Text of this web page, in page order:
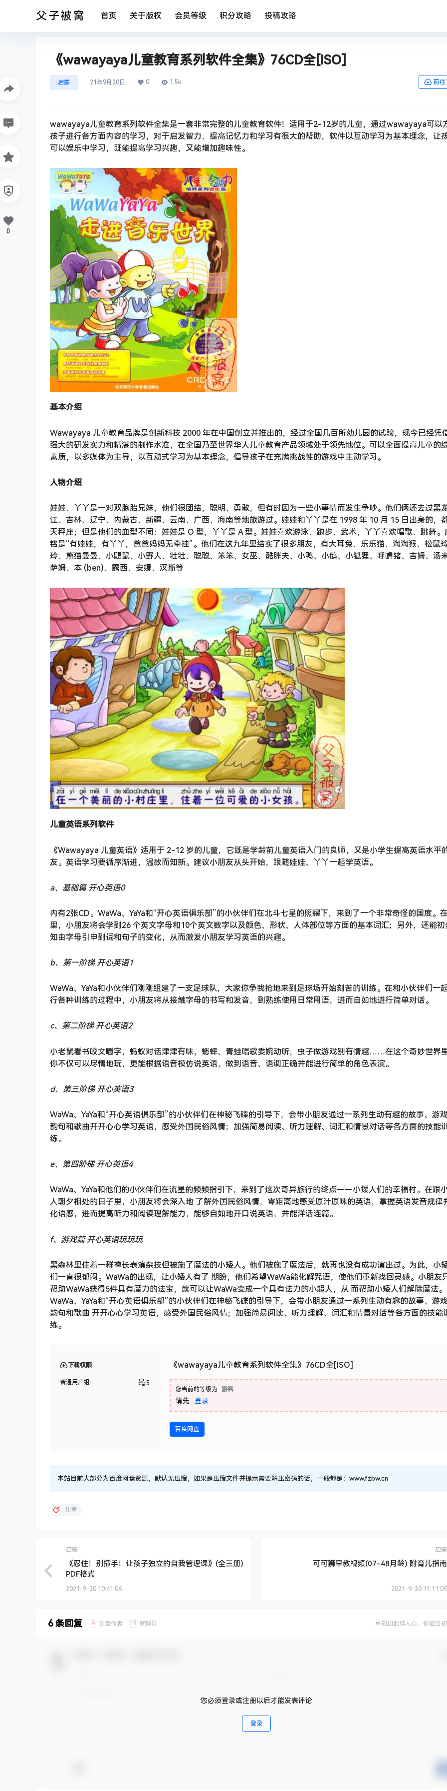
父子被窝 首页 关于版权 会员等级 积分攻略 投稿攻略
《wawayaya儿童教育系列软件全集》76CD全[ISO]
启蒙 21年9月20日 0 1.5k 前往
wawayaya儿童教育系列软件全集是一套非常完整的儿童教育软件！适用于2-12岁的儿童，通过wawayaya可以
孩子进行各方面内容的学习，对于启发智力、提高记忆力和学习有很大的帮助，软件以互动学习为基本理念，让
可以娱乐中学习，既能提高学习兴趣，又能增加趣味性。
基本介绍
Wawayaya 儿童教育品牌是创新科技 2000 年在中国创立并推出的，经过全国几百所幼儿园的试验，现今已经凭
强大的研发实力和精湛的制作水准，在全国乃至世界华人儿童教育产品领域处于领先地位。可以全面提高儿童的
素质，以多媒体为主导，以互动式学习为基本理念，倡导孩子在充满挑战性的游戏中主动学习。
人物介绍
娃娃、丫丫是一对双胞胎兄妹，他们很团结，聪明、勇敢，但有时因为一些小事情而发生争吵。他们俩还去过黑
江、吉林、辽宁、内蒙古、新疆、云南、广西、海南等地旅游过。娃娃和丫丫是在 1998 年 10 月 15 日出身的，
天秤座；但是他们的血型不同：娃娃是 O 型，丫丫是 A 型。娃娃喜欢游泳、跑步、武术，丫丫喜欢唱歌、跳舞。
铭是“有娃娃，有丫丫，爸爸妈妈无牵挂”。他们在这九年里结实了很多朋友，有大耳兔、乐乐猫、淘淘猴、松鼠
玲、熊猫曼曼、小鼹鼠、小野人、壮壮、聪聪、笨笨、女巫、酷胖夫、小鸭、小鹅、小狐狸、呼噜猪、吉姆、汤米
萨姆、本 (ben)、露西、安娜、汉斯等
儿童英语系列软件
《Wawayaya 儿童英语》适用于 2-12 岁的儿童，它既是学龄前儿童英语入门的良师，又是小学生提高英语水平
友。英语学习要循序渐进，温故而知新。建议小朋友从头开始，跟随娃娃、丫丫一起学英语。
a、基础篇 开心英语0
内有2张CD。WaWa、YaYa和“开心英语俱乐部”的小伙伴们在北斗七星的照耀下，来到了一个非常奇怪的国度。
里，小朋友将会学到26 个英文字母和10个英文数字以及颜色、形状、人体部位等方面的基本词汇；另外，还能初
知由字母引申到词和句子的变化，从而激发小朋友学习英语的兴趣。
b、第一阶梯 开心英语1
WaWa、YaYa和小伙伴们刚刚组建了一支足球队，大家你争我抢地来到足球场开始刻苦的训练。在和小伙伴们一
行各种训练的过程中，小朋友将从接触字母的书写和发音，到熟练使用日常用语，进而自如地进行简单对话。
c、第二阶梯 开心英语2
小老鼠看书咬文嚼字，蚂蚁对话津津有味，蟋蟀、青蛙唱歌委婉动听，虫子做游戏别有情趣……在这个奇妙世界里
你不仅可以尽情地玩，更能根据语音模仿说英语，做到语音、语调正确并能进行简单的角色表演。
d、第三阶梯 开心英语3
WaWa、YaYa和“开心英语俱乐部”的小伙伴们在神秘飞碟的引导下，会带小朋友通过一系列生动有趣的故事、游戏
韵句和歌曲开开心心学习英语，感受外国民俗风情；加强简易阅读、听力理解、词汇和情景对话等各方面的技能训
练。
e、第四阶梯 开心英语4
WaWa、YaYa和他们的小伙伴们在流星的频频指引下，来到了这次奇异旅行的终点——小矮人们的幸福村。在跟
人朝夕相处的日子里，小朋友将会深入地 了解外国民俗风情，零距离地感受原汁原味的英语，掌握英语发音规律
化语感，进而提高听力和阅读理解能力，能够自如地开口说英语，并能洋话连篇。
f、游戏篇 开心英语玩玩玩
黑森林里住着一群擅长表演杂技但被施了魔法的小矮人。他们被施了魔法后，就再也没有成功演出过。为此，小
们一直很郁闷。WaWa的出现，让小矮人有了 期盼，他们希望WaWa能化解咒语，使他们重新找回灵感。小朋友
帮助WaWa获得5件具有魔力的法宝，就可以让WaWa变成一个具有法力的小超人，从 而帮助小矮人们解除魔法。
WaWa、YaYa和“开心英语俱乐部”的小伙伴们在神秘飞碟的引导下，会带小朋友通过一系列生动有趣的故事、游戏
韵句和歌曲 开开心心学习英语，感受外国民俗风情；加强简易阅读、听力理解、词汇和情景对话等各方面的技能训
练。
下载权限
普通用户组： 5
《wawayaya儿童教育系列软件全集》76CD全[ISO]
您当前的等级为 游客
请先 登录
百度网盘
本站目前大部分为百度网盘资源，默认无压缩，如果是压缩文件并提示需要解压密码的话，一般都是：www.fzbw.cn
0
儿童
启蒙
《忍住！别插手！让孩子独立的自我管理课》(全三册)
PDF格式
2021-9-20 10:41:06
启蒙
可可狮早教视频(07-48月龄) 附育儿指南
2021-9-20 11:11:09
6 条回复 A 文章作者 M 管理员 早知如此绊人心，何如当
您必须登录或注册以后才能发表评论
登录